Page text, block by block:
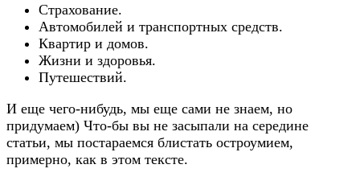
Страхование.
Автомобилей и транспортных средств.
Квартир и домов.
Жизни и здоровья.
Путешествий.
И еще чего-нибудь, мы еще сами не знаем, но
придумаем) Что-бы вы не засыпали на середине
статьи, мы постараемся блистать остроумием,
примерно, как в этом тексте.